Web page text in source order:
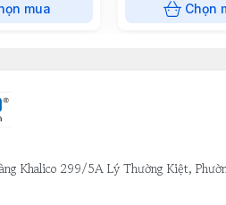
mua Chọn
Khalico 299/5A Lý Thường Kiệt,